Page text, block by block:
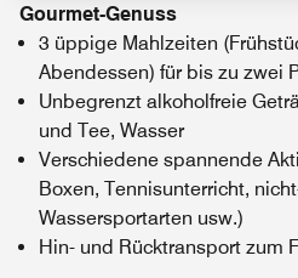
Gourmet-Genuss
3 üppige Mahlzeiten
Abendessen) für bis zu zwei
Unbegrenzt alkoholfreie
und Tee, Wasser
Verschiedene spannende
Boxen, Tennisunterricht,
Wassersportarten usw.)
Hin- und Rücktransport zum